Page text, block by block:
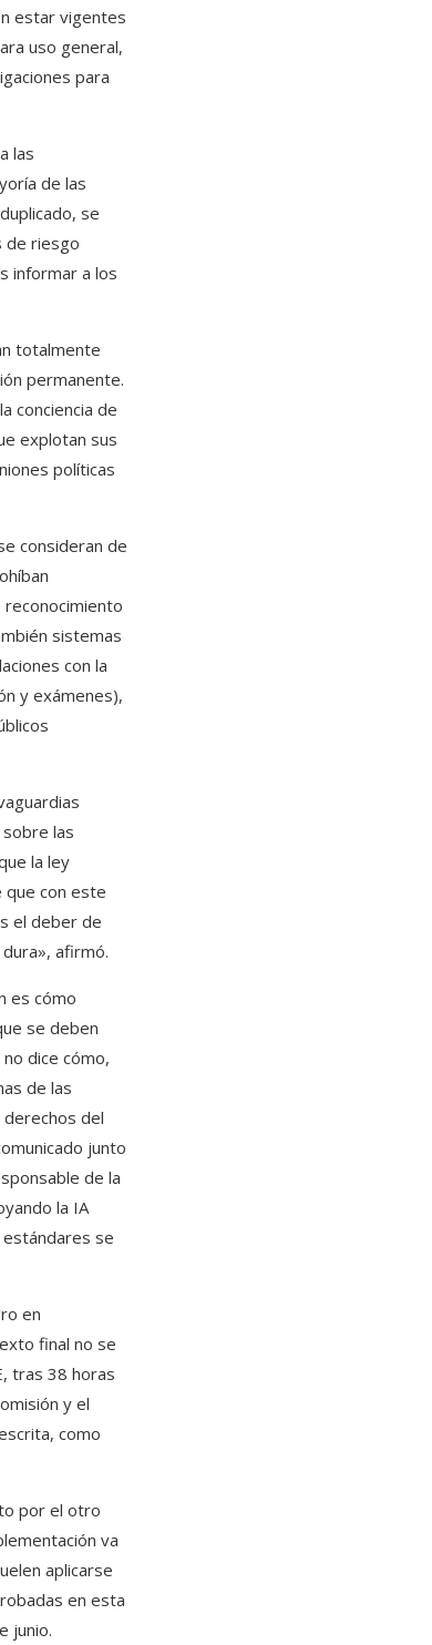
estar vigentes
uso general,
para
las
de las
se
de riesgo
informar a los
totalmente
permanente.
conciencia de
explotan sus
políticas
consideran de
sistemas
con la
y exámenes),
las
la ley
que con este
el deber de
afirmó.
es cómo
se deben
dice cómo,
de las
del
junto
de la
la IA
se
en
final no se
tras 38 horas
y el
como
por el otro
va
aplicarse
en esta
junio.